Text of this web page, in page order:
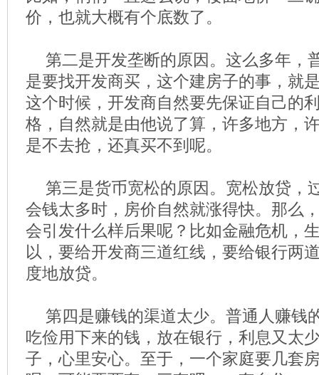
价，也就大概有个底数了。
第二是开发垄断的原因。这么多年，
是要找开发商买，这个建房子的事，就
这个时候，开发商自然要先保证自己的
格，自然就是由他说了算，许多地方，
是不去抢，还真买不到呢。
第三是货币宽松的原因。宽松放贷，
会钱太多时，房价自然就涨得快。那么
会引发什么样后果呢？比如金融危机，
以，要给开发商三道红线，要给银行两
度地放贷。
第四是赚钱的渠道太少。普通人赚钱
吃俭用下来的钱，放在银行，利息又太
子，心里安心。至于，一个家庭要几套